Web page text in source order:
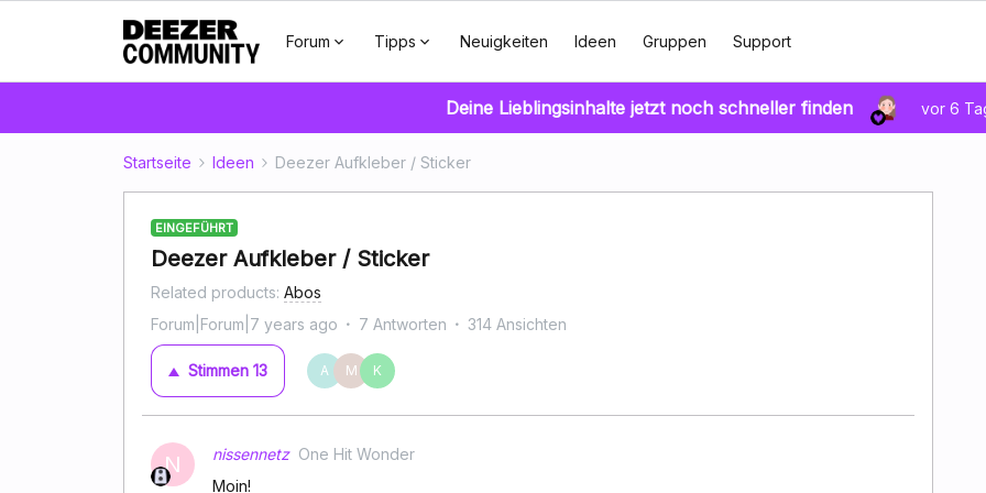
Forum Tipps Neuigkeiten Ideen Gruppen Support
Deine Lieblingsinhalte jetzt noch schneller finden vor 6
Startseite Ideen Deezer Aufkleber / Sticker
EINGEFÜHRT
Deezer Aufkleber / Sticker
Related products: Abos
Forum|Forum|7 years ago
7 Antworten 314 Ansichten
Stimmen 13 A M K
N nissennetz One Hit Wonder
Moin!